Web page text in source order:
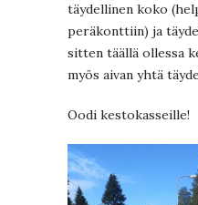
täydellinen koko
peräkonttiin) ja
sitten täällä ollessa
myös aivan yhtä
Oodi kestokasseille!